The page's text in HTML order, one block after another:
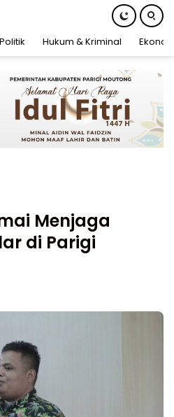
Politik Hukum & Kriminal
Menjaga
di Parigi